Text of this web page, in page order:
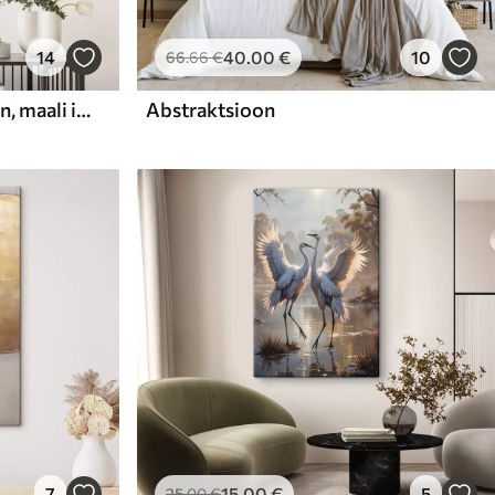
14
Abstraktne kompositsioon, maali imitatsioon
66.66€40.00€ 10
Abstraktsioon